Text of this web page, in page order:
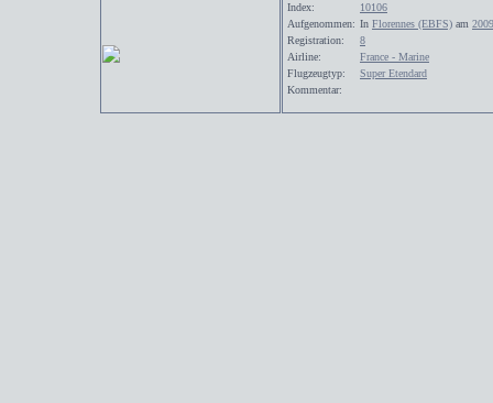
Index:
10106
Aufgenommen: In Florennes (EBFS) am
Registration:
8
Airline:
France - Marine
Flugzeugtyp:
Super Etendard
Kommentar: